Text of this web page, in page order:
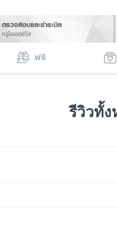
ตรวจสอบและชำระบิล
ทรูไอเซอร์วิส
ฟรี
รีวิวทั้